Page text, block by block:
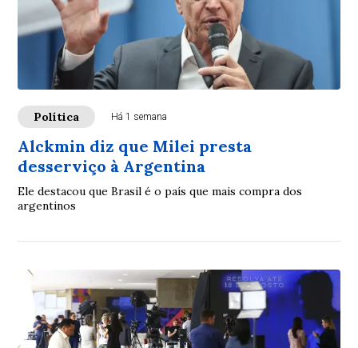
Política Há 1 semana
Alckmin diz que Milei presta
desserviço à Argentina
Ele destacou que Brasil é o país que mais compra dos
argentinos